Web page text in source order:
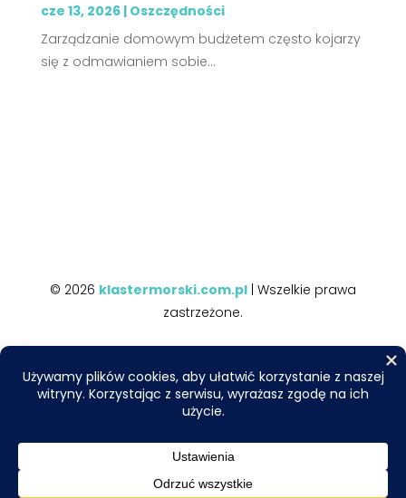
cze 13, 2026| Oszczędności
Zarządzanie domowym budżetem często kojarzy
się z odmawianiem sobie...
© 2026 klastermorski.com.pl| Wszelkie prawa
zastrzeżone.
narzędzia AI. Zależy nam na najwyższej jakości,
dlatego przed publikacją wszystkie informacje są
merytorycznie.